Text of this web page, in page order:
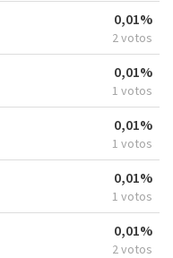
0,01%
2 votos
0,01%
1 votos
0,01%
1 votos
0,01%
1 votos
0,01%
2 votos